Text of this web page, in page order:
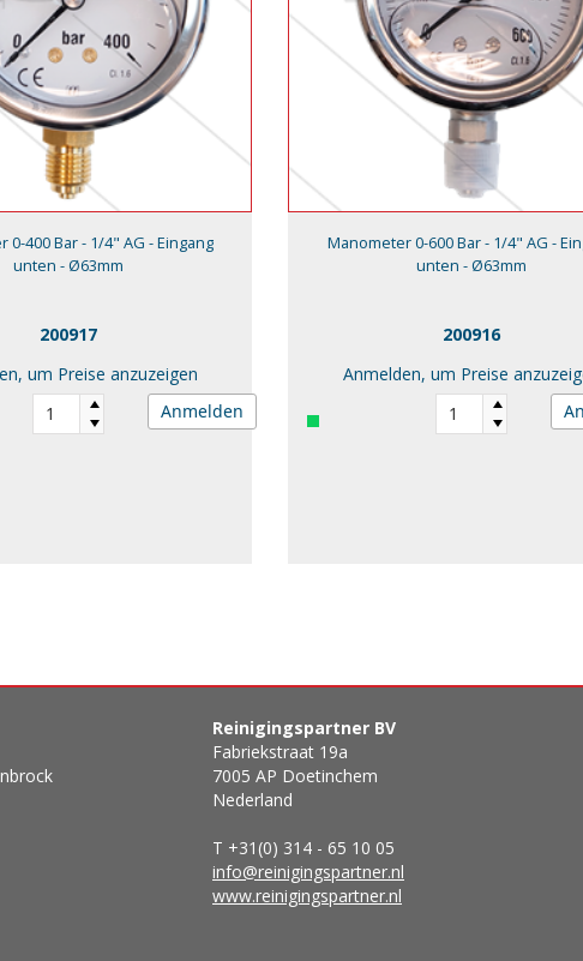
0-400 Bar - 1/4" AG - Eingang
unten - Ø63mm
200917
um Preise anzuzeigen
Anmelden
Manometer 0-600 Bar - 1/4" AG -
unten - Ø63mm
200916
Anmelden, um Preise
Reinigingspartner BV
Fabriekstraat 19a
7005 AP Doetinchem
Nederland
T +31(0) 314 - 65 10 05
info@reinigingspartner.nl
www.reinigingspartner.nl